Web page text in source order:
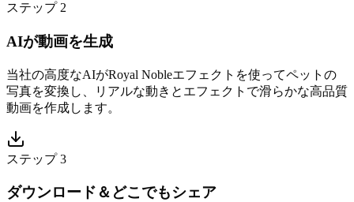
ステップ 2
AIが動画を生成
当社の高度なAIがRoyal Nobleエフェクトを使ってペットの
写真を変換し、リアルな動きとエフェクトで滑らかな高品質
動画を作成します。
ステップ 3
ダウンロード＆どこでもシェア